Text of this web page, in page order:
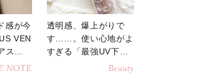
感が今
VEN
スが
NOTE
透明感、爆上がりで
す……。使い心地がよ
すぎる「最強UV下
Beauty